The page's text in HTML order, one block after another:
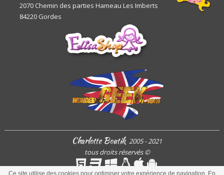
Ce site utilise des cookies pour optimiser votre expérience de navigation. En
2070 Chemin des parties Hameau Les Imberts
84220 Gordes
Charlotte Boutik 2005 - 2021
tous droits réservés©